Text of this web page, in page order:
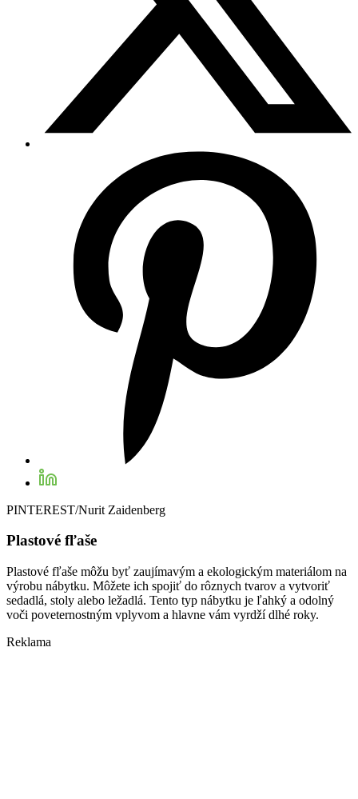
PINTEREST/Nurit Zaidenberg
Plastové fľaše
Plastové fľaše môžu byť zaujímavým a ekologickým materiálom na
výrobu nábytku. Môžete ich spojiť do rôznych tvarov a vytvoriť
sedadlá, stoly alebo ležadlá. Tento typ nábytku je ľahký a odolný
voči poveternostným vplyvom a hlavne vám vyrdží dlhé roky.
Reklama